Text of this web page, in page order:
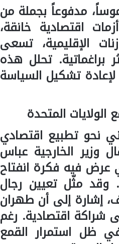
مدفوعاً بجملة من
اقتصادية خانقة،
الإقليمية، تسعى
براغماتية. تحلل هذه
تشكيل السياسة
الولايات المتحدة
نحو تطبيع اقتصادي
وزير الخارجية عباس
فيه فكرة انفتاح
وقد مثّل تعيين رجال
إشارة إلى أن طهران
شراكة اقتصادية. رغم
ظل استمرار القمع